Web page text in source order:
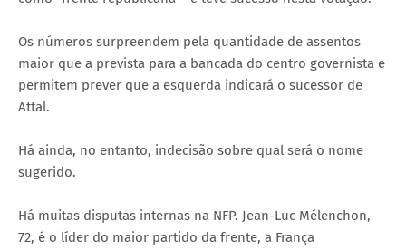
Os números surpreendem pela quantidade de assentos
maior que a prevista para a bancada do centro governista e
permitem prever que a esquerda indicará o sucessor de
Attal.
Há ainda, no entanto, indecisão sobre qual será o nome
sugerido.
Há muitas disputas internas na NFP. Jean-Luc Mélenchon,
72, é o líder do maior partido da frente, a França